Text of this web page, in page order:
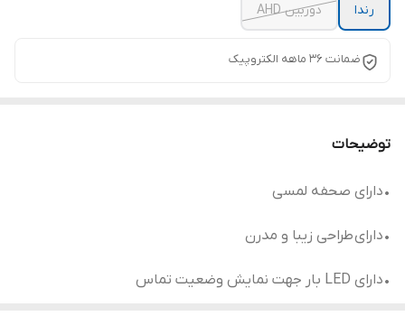
رندا
دوربین AHD
ضمانت 36 ماهه الکتروپیک
توضیحات
•دارای صحفه لمسی
•دارای طراحی زیبا و مدرن
•دارای LED بار جهت نمایش وضعیت تماس